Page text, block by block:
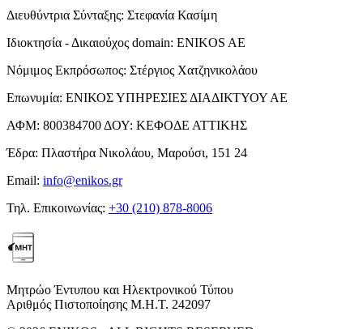
Διευθύντρια Σύνταξης: Στεφανία Κασίμη
Ιδιοκτησία - Δικαιούχος domain: ENIKOS AE
Νόμιμος Εκπρόσωπος: Στέργιος Χατζηνικολάου
Επωνυμία: ΕΝΙΚΟΣ ΥΠΗΡΕΣΙΕΣ ΔΙΑΔΙΚΤΥΟΥ ΑΕ
ΑΦΜ: 800384700 ΔΟΥ: ΚΕΦΟΔΕ ΑΤΤΙΚΗΣ
Έδρα: Πλαστήρα Νικολάου, Μαρούσι, 151 24
Email: info@enikos.gr
Τηλ. Επικοινωνίας: +30 (210) 878-8006
Μητρώο Έντυπου και Ηλεκτρονικού Τύπου
Αριθμός Πιστοποίησης Μ.Η.Τ. 242097